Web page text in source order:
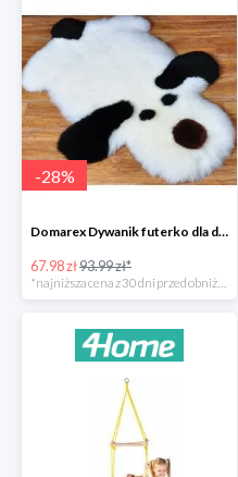
-28%
Domarex Dywanik futerko dla dzieci Pies czarno-biały -28%
67.98 zł93.99 zł*
*najniższa cena z 30 dni przed obniżką